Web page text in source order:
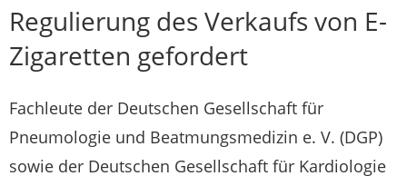
Regulierung des Verkaufs von E-
Zigaretten gefordert
Fachleute der Deutschen Gesellschaft für
Pneumologie und Beatmungsmedizin e. V. (DGP)
sowie der Deutschen Gesellschaft für Kardiologie